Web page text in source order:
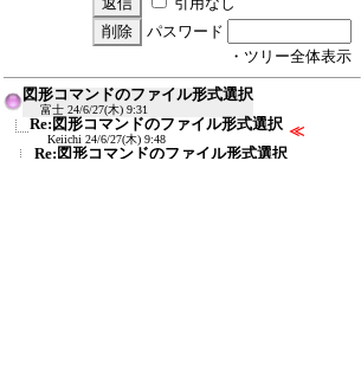
パスワード
・ツリー全体表示
図形コマンドのファイル形式選択
富士 24/6/27(木) 9:31
Re:図形コマンドのファイル形式選択
Keiichi 24/6/27(木) 9:48
≪
Re:図形コマンドのファイル形式選択